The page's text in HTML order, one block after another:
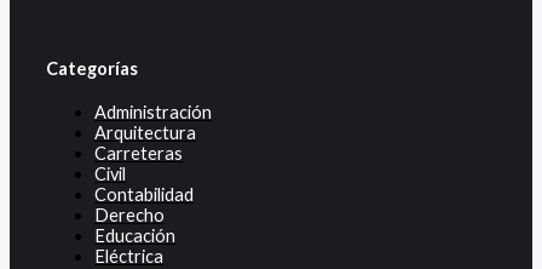
Categorías
Administración
Arquitectura
Carreteras
Civil
Contabilidad
Derecho
Educación
Eléctrica